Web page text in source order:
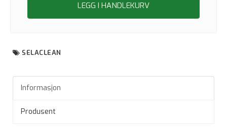
LEGG I HANDLEKURV
SELACLEAN
Informasjon
Produsent